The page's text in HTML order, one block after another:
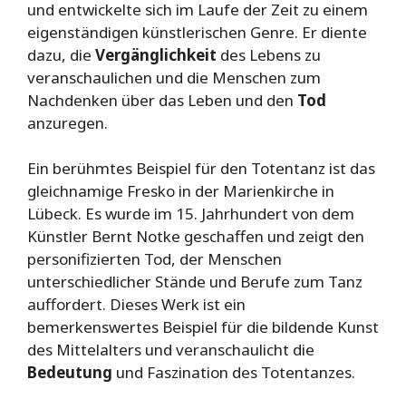
und entwickelte sich im Laufe der Zeit zu einem
eigenständigen künstlerischen Genre. Er diente
dazu, die Vergänglichkeit des Lebens zu
veranschaulichen und die Menschen zum
Nachdenken über das Leben und den Tod
anzuregen.
Ein berühmtes Beispiel für den Totentanz ist das
gleichnamige Fresko in der Marienkirche in
Lübeck. Es wurde im 15. Jahrhundert von dem
Künstler Bernt Notke geschaffen und zeigt den
personifizierten Tod, der Menschen
unterschiedlicher Stände und Berufe zum Tanz
auffordert. Dieses Werk ist ein
bemerkenswertes Beispiel für die bildende Kunst
des Mittelalters und veranschaulicht die
Bedeutung und Faszination des Totentanzes.